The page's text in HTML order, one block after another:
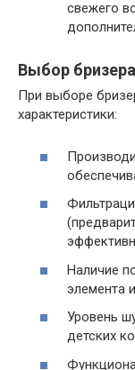
свежего
Выбор
При выборе
характеристики:
Наличие
элемента
Уровень
детских